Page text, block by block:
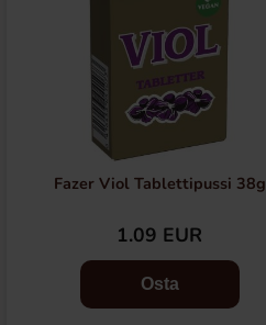
Fazer Viol Tablettipussi 38g
1.09 EUR
Osta